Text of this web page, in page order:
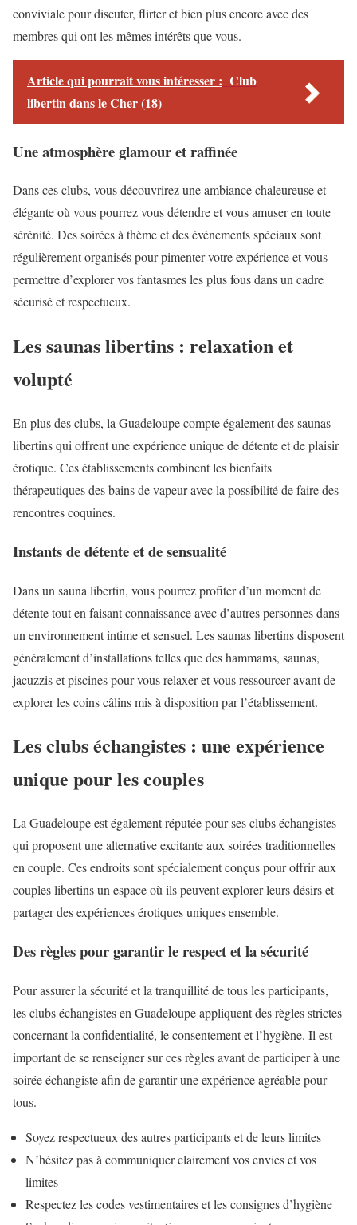
conviviale pour discuter, flirter et bien plus encore avec des
membres qui ont les mêmes intérêts que vous.
Article qui pourrait vous intéresser : Club
libertin dans le Cher (18)
Une atmosphère glamour et raffinée
Dans ces clubs, vous découvrirez une ambiance chaleureuse et
élégante où vous pourrez vous détendre et vous amuser en toute
sérénité. Des soirées à thème et des événements spéciaux sont
régulièrement organisés pour pimenter votre expérience et vous
permettre d’explorer vos fantasmes les plus fous dans un cadre
sécurisé et respectueux.
Les saunas libertins : relaxation et
volupté
En plus des clubs, la Guadeloupe compte également des saunas
libertins qui offrent une expérience unique de détente et de plaisir
érotique. Ces établissements combinent les bienfaits
thérapeutiques des bains de vapeur avec la possibilité de faire des
rencontres coquines.
Instants de détente et de sensualité
Dans un sauna libertin, vous pourrez profiter d’un moment de
détente tout en faisant connaissance avec d’autres personnes dans
un environnement intime et sensuel. Les saunas libertins disposent
généralement d’installations telles que des hammams, saunas,
jacuzzis et piscines pour vous relaxer et vous ressourcer avant de
explorer les coins câlins mis à disposition par l’établissement.
Les clubs échangistes : une expérience
unique pour les couples
La Guadeloupe est également réputée pour ses clubs échangistes
qui proposent une alternative excitante aux soirées traditionnelles
en couple. Ces endroits sont spécialement conçus pour offrir aux
couples libertins un espace où ils peuvent explorer leurs désirs et
partager des expériences érotiques uniques ensemble.
Des règles pour garantir le respect et la sécurité
Pour assurer la sécurité et la tranquillité de tous les participants,
les clubs échangistes en Guadeloupe appliquent des règles strictes
concernant la confidentialité, le consentement et l’hygiène. Il est
important de se renseigner sur ces règles avant de participer à une
soirée échangiste afin de garantir une expérience agréable pour
tous.
Soyez respectueux des autres participants et de leurs limites
N’hésitez pas à communiquer clairement vos envies et vos
limites
Respectez les codes vestimentaires et les consignes d’hygiène